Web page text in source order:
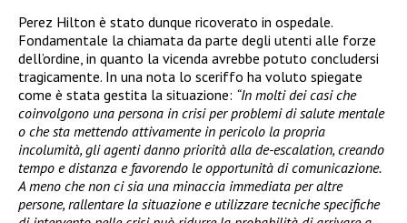
Perez Hilton è stato dunque ricoverato in ospedale.
Fondamentale la chiamata da parte degli utenti alle forze
dell’ordine, in quanto la vicenda avrebbe potuto concludersi
tragicamente. In una nota lo sceriffo ha voluto spiegate
come è stata gestita la situazione: “In molti dei casi che
coinvolgono una persona in crisi per problemi di salute mentale
o che sta mettendo attivamente in pericolo la propria
incolumità, gli agenti danno priorità alla de-escalation, creando
tempo e distanza e favorendo le opportunità di comunicazione.
A meno che non ci sia una minaccia immediata per altre
persone, rallentare la situazione e utilizzare tecniche specifiche